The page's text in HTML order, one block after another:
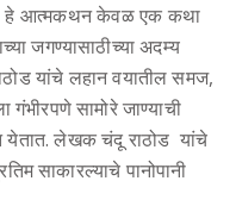
हे आत्मकथन केवळ एक कथा
जगण्यासाठीच्या अदम्य
यांचे लहान वयातील समज,
गंभीरपणे सामोरे जाण्याची
येतात. लेखक चंदू राठोड यांचे
साकारल्याचे पानोपानी